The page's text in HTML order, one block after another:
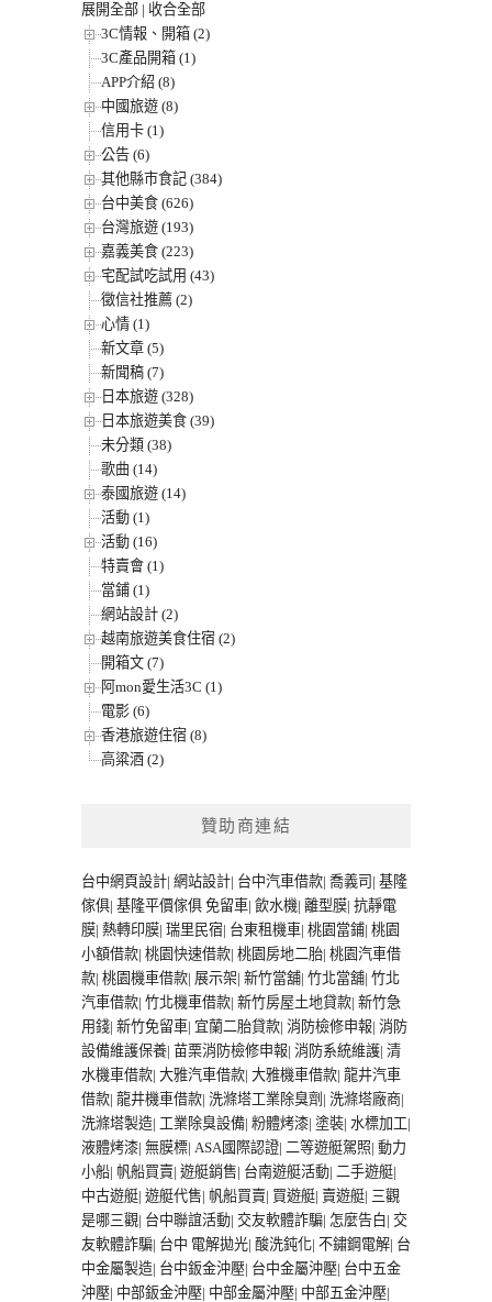
展開全部 | 收合全部
3C情報、開箱 (2)
3C產品開箱 (1)
APP介紹 (8)
中國旅遊 (8)
信用卡 (1)
公告 (6)
其他縣市食記 (384)
台中美食 (626)
台灣旅遊 (193)
嘉義美食 (223)
宅配試吃試用 (43)
徵信社推薦 (2)
心情 (1)
新文章 (5)
新聞稿 (7)
日本旅遊 (328)
日本旅遊美食 (39)
未分類 (38)
歌曲 (14)
泰國旅遊 (14)
活動 (1)
活動 (16)
特賣會 (1)
當鋪 (1)
網站設計 (2)
越南旅遊美食住宿 (2)
開箱文 (7)
阿mon愛生活3C (1)
電影 (6)
香港旅遊住宿 (8)
高粱酒 (2)
贊助商連結
台中網頁設計| 網站設計| 台中汽車借款| 喬義司 | 基隆
傢俱| 基隆平價傢俱 免留車| 飲水機| 離型膜| 抗靜電
膜| 熱轉印膜| 瑞里民宿| 台東租機車| 桃園當鋪| 桃園
小額借款| 桃園快速借款| 桃園房地二胎| 桃園汽車借
款| 桃園機車借款| 展示架| 新竹當舖| 竹北當舖| 竹北
汽車借款| 竹北機車借款| 新竹房屋土地貸款| 新竹急
用錢| 新竹免留車| 宜蘭二胎貸款| 消防檢修申報| 消防
設備維護保養| 苗栗消防檢修申報| 消防系統維護| 清
水機車借款| 大雅汽車借款| 大雅機車借款| 龍井汽車
借款| 龍井機車借款| 洗滌塔工業除臭劑 | 洗滌塔廠商|
洗滌塔製造| 工業除臭設備| 粉體烤漆| 塗裝| 水標加工|
液體烤漆| 無膜標| ASA國際認證| 二等遊艇駕照| 動力
小船| 帆船買賣| 遊艇銷售| 台南遊艇活動| 二手遊艇|
中古遊艇| 遊艇代售| 帆船買賣| 買遊艇| 賣遊艇| 三觀
是哪三觀| 台中聯誼活動| 交友軟體詐騙| 怎麼告白| 交
友軟體詐騙| 台中 電解拋光| 酸洗鈍化| 不鏽鋼電解| 台
中金屬製造| 台中鈑金沖壓| 台中金屬沖壓| 台中五金
沖壓| 中部鈑金沖壓| 中部金屬沖壓| 中部五金沖壓|